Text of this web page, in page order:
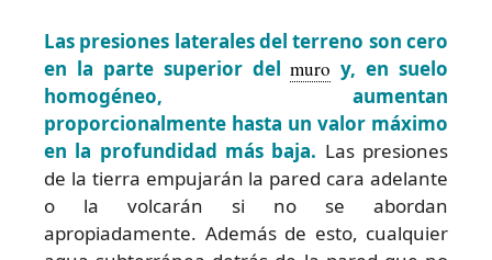
Las presiones laterales del terreno son cero
en la parte superior delmuro y, en suelo
homogéneo, aumentan
proporcionalmente hasta un valor máximo
en la profundidad más baja. Las presiones
de la tierra empujarán la pared cara adelante
o la volcarán si no se abordan
apropiadamente. Además de esto, cualquier